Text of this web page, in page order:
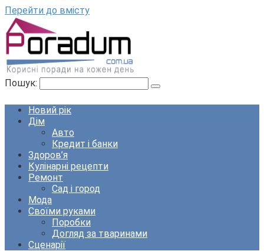
Перейти до вмісту
Пошук:
Новий рік
Дім
Авто
Кредит і банки
Здоров’я
Кулінарні рецепти
Ремонт
Сад і город
Мода
Своїми руками
Поробки
Догляд за тваринами
Сценарії